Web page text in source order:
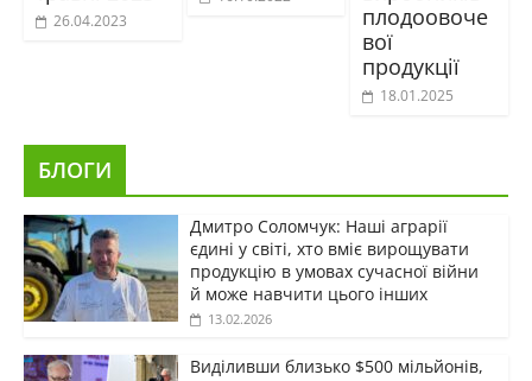
26.04.2023
плодоовоче
вої
продукції
18.01.2025
БЛОГИ
Дмитро Соломчук: Наші аграрії
єдині у світі, хто вміє вирощувати
продукцію в умовах сучасної війни
й може навчити цього інших
13.02.2026
Виділивши близько $500 мільйонів,